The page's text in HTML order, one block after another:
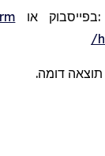
או בפייסבוק:
תוצאה דומה.